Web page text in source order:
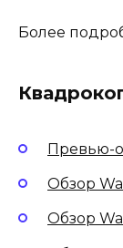
Более
Превью-
Обзор
Обзор